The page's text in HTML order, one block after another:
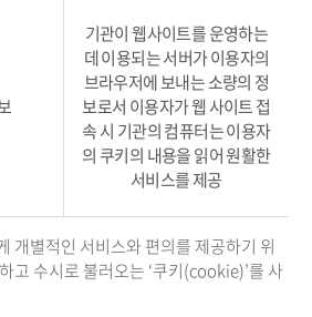
기관이 웹사이트를 운영하는
데 이용되는 서버가 이용자의
브라우저에 보내는 소량의 정
보로서 이용자가 웹 사이트 접
속 시 기관의 컴퓨터는 이용자
의 쿠키의 내용을 읽어 원활한
서비스를 제공
개별적인 서비스와 편의를 제공하기 위
고 수시로 불러오는 ‘쿠키(cookie)’를 사